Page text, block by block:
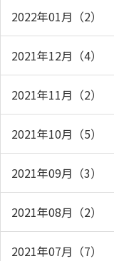
2022年01月（2）
2021年12月（4）
2021年11月（2）
2021年10月（5）
2021年09月（3）
2021年08月（2）
2021年07月（7）